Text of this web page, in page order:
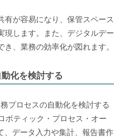
有が容易になり、保管スペース
現します。また、デジタルデー
、業務の効率化が図れます。
化を検討する
プロセスの自動化を検討する
ボティック・プロセス・オー
、データ入力や集計、報告書作